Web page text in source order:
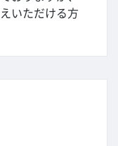
いただける方